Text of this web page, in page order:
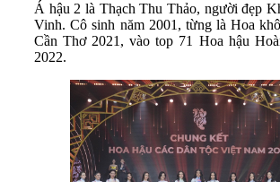
Á hậu 2 là Thạch Thu Thảo, người đẹp
Vinh. Cô sinh năm 2001, từng là Hoa
Cần Thơ 2021, vào top 71 Hoa hậu
2022.